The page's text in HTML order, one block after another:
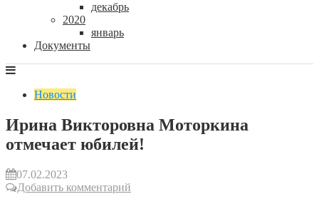
декабрь
2020
январь
Документы
Новости
Ирина Викторовна Моторкина
отмечает юбилей!
07.02.2023
Добавить комментарий